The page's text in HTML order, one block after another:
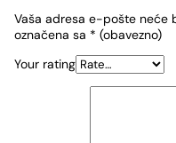
Vaša adresa e-pošte neće
označena sa * (obavezno)
Your rating